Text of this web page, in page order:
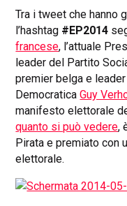
Tra i tweet che hanno
l’hashtag #EP2014
francese, l’attuale
leader del Partito
premier belga e
DemocraticaGuy
manifesto elettorale
quanto si può vedere,
Pirata e premiato con
elettorale.